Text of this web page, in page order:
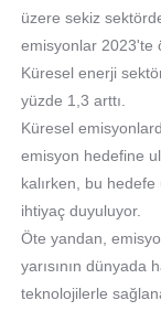
üzere sekiz
emisyonlar 2023'te
Küresel enerji
yüzde 1,3 arttı.
Küresel
emisyon hedefine
kalırken, bu
ihtiyaç duyuluyor.
Öte yandan,
yarısının dünyada
teknolojilerle